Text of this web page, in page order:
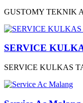
GUSTOMY TEKNIK
SERVICE
SERVICE KULKAS